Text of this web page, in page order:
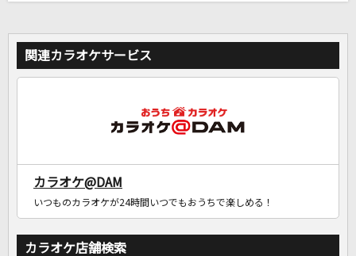
関連カラオケサービス
カラオケ@DAM
いつものカラオケが24時間いつでもおうちで楽しめる！
カラオケ店舗検索